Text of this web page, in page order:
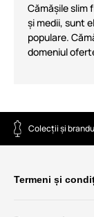
Cămășile slim
și medii, sunt
populare.
domeniul
Colecții și
Termeni și